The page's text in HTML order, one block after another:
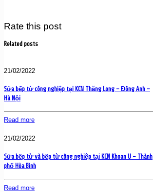
Rate this post
Related posts
21/02/2022
Sửa bếp từ công nghiệp tại KCN Thăng Long – Đông Anh –
Hà Nội
Read more
21/02/2022
Sửa bếp từ và bếp từ công nghiệp tại KCN Khoan U – Thành
phố Hòa Bình
Read more